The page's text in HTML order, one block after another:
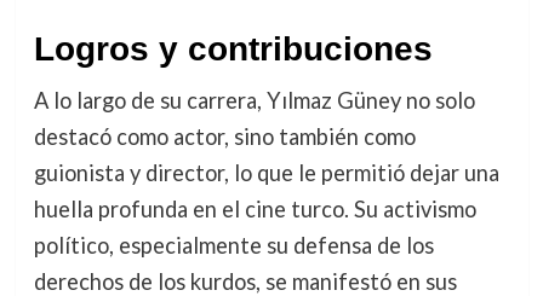
Logros y contribuciones
A lo largo de su carrera, Yılmaz Güney no solo
destacó como actor, sino también como
guionista y director, lo que le permitió dejar una
huella profunda en el cine turco. Su activismo
político, especialmente su defensa de los
derechos de los kurdos, se manifestó en sus